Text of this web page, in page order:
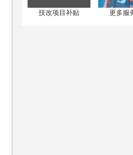
技改项目补贴 更多服